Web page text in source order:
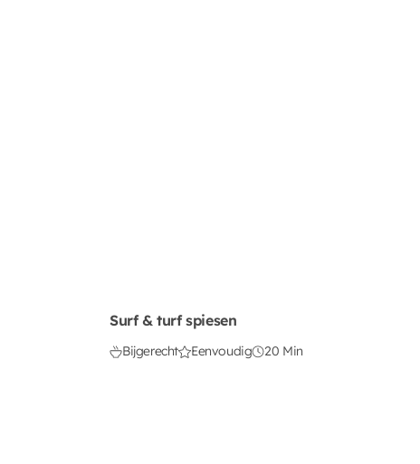
Surf & turf spiesen
Bijgerecht Eenvoudig 20 Min